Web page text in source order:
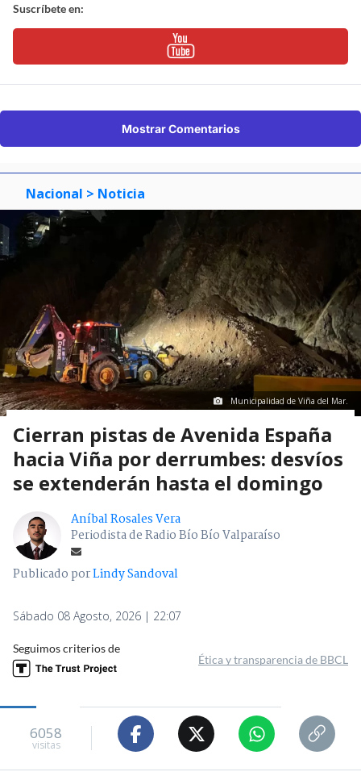
Suscríbete en:
Mostrar Comentarios
Nacional > Noticia
Municipalidad de Viña del Mar.
Cierran pistas de Avenida España
hacia Viña por derrumbes: desvíos
se extenderán hasta el domingo
Aníbal Rosales Vera
Periodista de Radio Bío Bío Valparaíso
Publicado porLindy Sandoval
Sábado 08 Agosto, 2026 | 22:07
Seguimos criterios de
Ética y transparencia de BBCL
6058
visitas